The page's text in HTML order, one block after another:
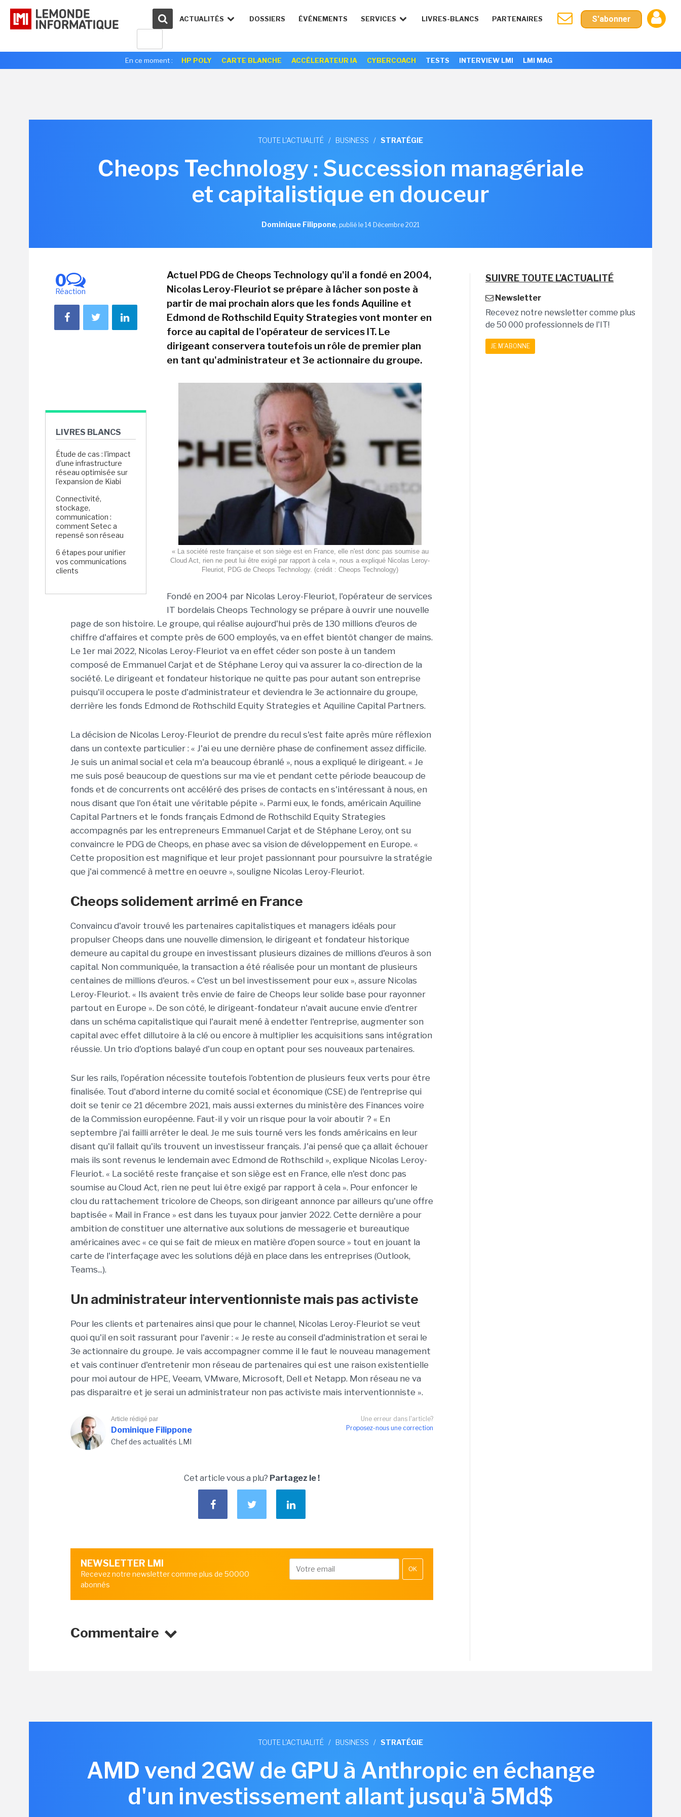
ACTUALITÉS DOSSIERS ÉVÉNEMENTS SERVICES LIVRES-BLANCS PARTENAIRES S'abonner
En ce moment : HP POLY CARTE BLANCHE ACCÉLERATEUR IA CYBERCOACH TESTS INTERVIEW LMI LMI MAG
TOUTE L'ACTUALITÉ / BUSINESS / STRATÉGIE
Cheops Technology : Succession managériale
et capitalistique en douceur
Dominique Filippone, publié le 14 Décembre 2021
0
Réaction
LIVRES BLANCS
Étude de cas : l'impact
d'une infrastructure
réseau optimisée sur
l'expansion de Kiabi
Connectivité,
stockage,
communication :
comment Setec a
repensé son réseau
6 étapes pour unifier
vos communications
clients
Actuel PDG de Cheops Technology qu'il a fondé en 2004,
Nicolas Leroy-Fleuriot se prépare à lâcher son poste à
partir de mai prochain alors que les fonds Aquiline et
Edmond de Rothschild Equity Strategies vont monter en
force au capital de l'opérateur de services IT. Le
dirigeant conservera toutefois un rôle de premier plan
en tant qu'administrateur et 3e actionnaire du groupe.
« La société reste française et son siège est en France, elle n'est donc pas soumise au
Cloud Act, rien ne peut lui être exigé par rapport à cela », nous a expliqué Nicolas Leroy-
Fleuriot, PDG de Cheops Technology. (crédit : Cheops Technology)
Fondé en 2004 par Nicolas Leroy-Fleuriot, l'opérateur de services
IT bordelais Cheops Technology se prépare à ouvrir une nouvelle
page de son histoire. Le groupe, qui réalise aujourd'hui près de 130 millions d'euros de
chiffre d'affaires et compte près de 600 employés, va en effet bientôt changer de mains.
Le 1er mai 2022, Nicolas Leroy-Fleuriot va en effet céder son poste à un tandem
composé de Emmanuel Carjat et de Stéphane Leroy qui va assurer la co-direction de la
société. Le dirigeant et fondateur historique ne quitte pas pour autant son entreprise
puisqu'il occupera le poste d'administrateur et deviendra le 3e actionnaire du groupe,
derrière les fonds Edmond de Rothschild Equity Strategies et Aquiline Capital Partners.
La décision de Nicolas Leroy-Fleuriot de prendre du recul s'est faite après mûre réflexion
dans un contexte particulier : « J'ai eu une dernière phase de confinement assez difficile.
Je suis un animal social et cela m'a beaucoup ébranlé », nous a expliqué le dirigeant. « Je
me suis posé beaucoup de questions sur ma vie et pendant cette période beaucoup de
fonds et de concurrents ont accéléré des prises de contacts en s'intéressant à nous, en
nous disant que l'on était une véritable pépite ». Parmi eux, le fonds, américain Aquiline
Capital Partners et le fonds français Edmond de Rothschild Equity Strategies
accompagnés par les entrepreneurs Emmanuel Carjat et de Stéphane Leroy, ont su
convaincre le PDG de Cheops, en phase avec sa vision de développement en Europe. «
Cette proposition est magnifique et leur projet passionnant pour poursuivre la stratégie
que j'ai commencé à mettre en oeuvre », souligne Nicolas Leroy-Fleuriot.
Cheops solidement arrimé en France
Convaincu d'avoir trouvé les partenaires capitalistiques et managers idéals pour
propulser Cheops dans une nouvelle dimension, le dirigeant et fondateur historique
demeure au capital du groupe en investissant plusieurs dizaines de millions d'euros à son
capital. Non communiquée, la transaction a été réalisée pour un montant de plusieurs
centaines de millions d'euros. « C'est un bel investissement pour eux », assure Nicolas
Leroy-Fleuriot. « Ils avaient très envie de faire de Cheops leur solide base pour rayonner
partout en Europe ». De son côté, le dirigeant-fondateur n'avait aucune envie d'entrer
dans un schéma capitalistique qui l'aurait mené à endetter l'entreprise, augmenter son
capital avec effet dillutoire à la clé ou encore à multiplier les acquisitions sans intégration
réussie. Un trio d'options balayé d'un coup en optant pour ses nouveaux partenaires.
Sur les rails, l'opération nécessite toutefois l'obtention de plusieurs feux verts pour être
finalisée. Tout d'abord interne du comité social et économique (CSE) de l'entreprise qui
doit se tenir ce 21 décembre 2021, mais aussi externes du ministère des Finances voire
de la Commission européenne. Faut-il y voir un risque pour la voir aboutir ? « En
septembre j'ai failli arrêter le deal. Je me suis tourné vers les fonds américains en leur
disant qu'il fallait qu'ils trouvent un investisseur français. J'ai pensé que ça allait échouer
mais ils sont revenus le lendemain avec Edmond de Rothschild », explique Nicolas Leroy-
Fleuriot. « La société reste française et son siège est en France, elle n'est donc pas
soumise au Cloud Act, rien ne peut lui être exigé par rapport à cela ». Pour enfoncer le
clou du rattachement tricolore de Cheops, son dirigeant annonce par ailleurs qu'une offre
baptisée « Mail in France » est dans les tuyaux pour janvier 2022. Cette dernière a pour
ambition de constituer une alternative aux solutions de messagerie et bureautique
américaines avec « ce qui se fait de mieux en matière d'open source » tout en jouant la
carte de l'interfaçage avec les solutions déjà en place dans les entreprises (Outlook,
Teams...).
Un administrateur interventionniste mais pas activiste
Pour les clients et partenaires ainsi que pour le channel, Nicolas Leroy-Fleuriot se veut
quoi qu'il en soit rassurant pour l'avenir : « Je reste au conseil d'administration et serai le
3e actionnaire du groupe. Je vais accompagner comme il le faut le nouveau management
et vais continuer d'entretenir mon réseau de partenaires qui est une raison existentielle
pour moi autour de HPE, Veeam, VMware, Microsoft, Dell et Netapp. Mon réseau ne va
pas disparaitre et je serai un administrateur non pas activiste mais interventionniste ».
Une erreur dans l'article?
Proposez-nous une correction
Article rédigé par
Dominique Filippone
Chef des actualités LMI
Cet article vous a plu? Partagez le !
NEWSLETTER LMI
Recevez notre newsletter comme plus de 50000
abonnés
OK
Commentaire
SUIVRE TOUTE L'ACTUALITÉ
Newsletter
Recevez notre newsletter comme plus
de 50 000 professionnels de l'IT!
JE M'ABONNE
TOUTE L'ACTUALITÉ / BUSINESS / STRATÉGIE
AMD vend 2GW de GPU à Anthropic en échange
d'un investissement allant jusqu'à 5Md$